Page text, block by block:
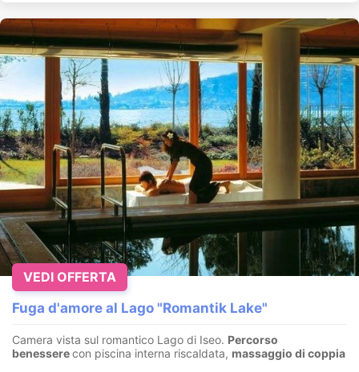
Fuga d'amore al Lago "Romantik Lake"
Camera vista sul romantico Lago di Iseo. Percorso
benesserecon piscina interna riscaldata, massaggio di coppia
VEDI OFFERTA